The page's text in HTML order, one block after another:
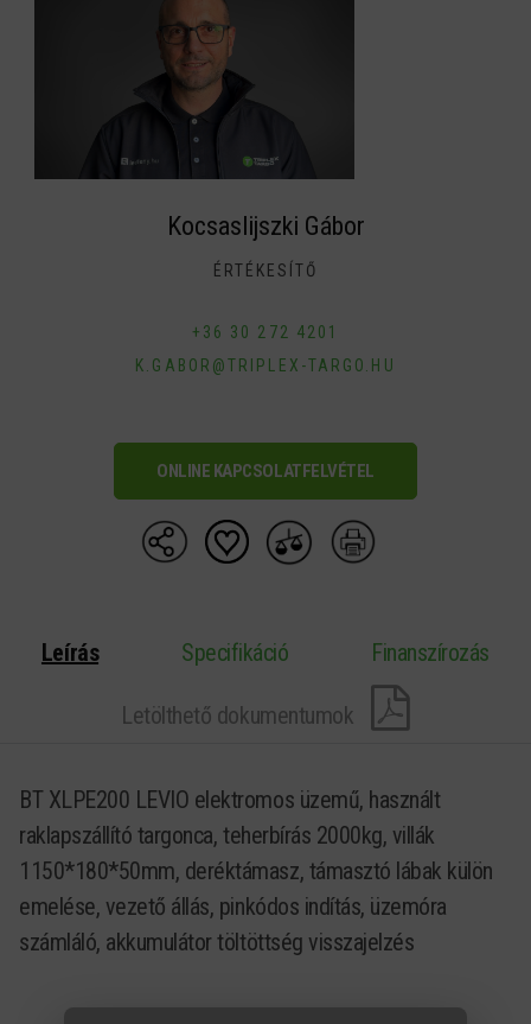
Kocsaslijszki Gábor
ÉRTÉKESÍTŐ
+36 30 272 4201
K.GABOR@TRIPLEX-TARGO.HU
ONLINE KAPCSOLATFELVÉTEL
Leírás Specifikáció Finanszírozás
Letölthető dokumentumok
BT XLPE200 LEVIO elektromos üzemű, használt
raklapszállító targonca, teherbírás 2000kg, villák
1150*180*50mm, deréktámasz, támasztó lábak külön
emelése, vezető állás, pinkódos indítás, üzemóra
számláló, akkumulátor töltöttség visszajelzés